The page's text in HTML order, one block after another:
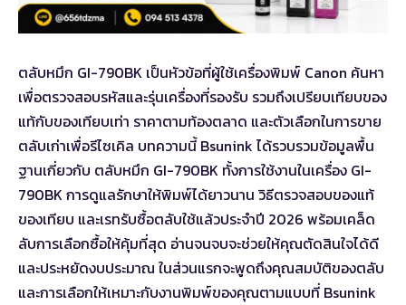
ตลับหมึก GI-790BK เป็นหัวข้อที่ผู้ใช้เครื่องพิมพ์ Canon ค้นหา
เพื่อตรวจสอบรหัสและรุ่นเครื่องที่รองรับ รวมถึงเปรียบเทียบของ
แท้กับของเทียบเท่า ราคาตามท้องตลาด และตัวเลือกในการขาย
ตลับเก่าเพื่อรีไซเคิล บทความนี้ Bsunink ได้รวบรวมข้อมูลพื้น
ฐานเกี่ยวกับ ตลับหมึก GI-790BK ทั้งการใช้งานในเครื่อง GI-
790BK การดูแลรักษาให้พิมพ์ได้ยาวนาน วิธีตรวจสอบของแท้
ของเทียบ และเรทรับซื้อตลับใช้แล้วประจำปี 2026 พร้อมเคล็ด
ลับการเลือกซื้อให้คุ้มที่สุด อ่านจนจบจะช่วยให้คุณตัดสินใจได้ดี
และประหยัดงบประมาณ ในส่วนแรกจะพูดถึงคุณสมบัติของตลับ
และการเลือกให้เหมาะกับงานพิมพ์ของคุณตามแบบที่ Bsunink